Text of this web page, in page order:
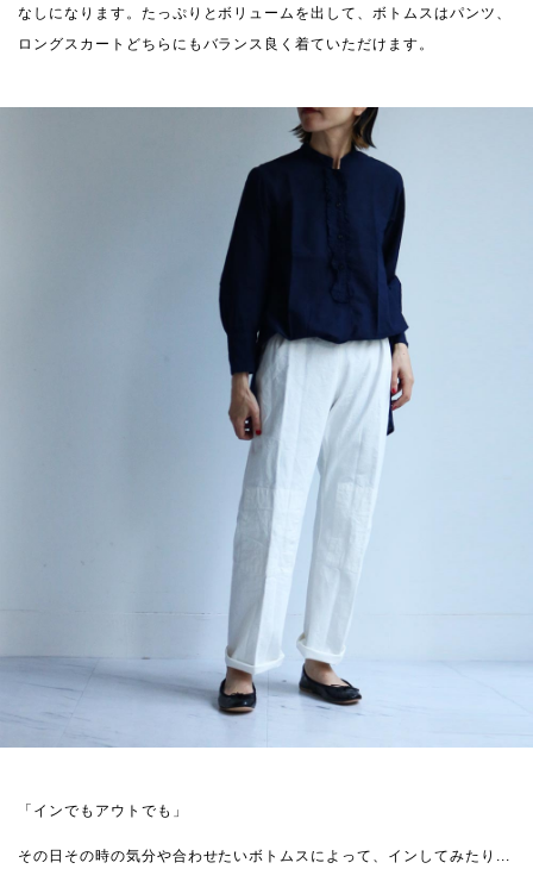
なしになります。たっぷりとボリュームを出して、ボトムスはパンツ、
ロングスカートどちらにもバランス良く着ていただけます。
「インでもアウトでも」
その日その時の気分や合わせたいボトムスによって、インしてみたり...